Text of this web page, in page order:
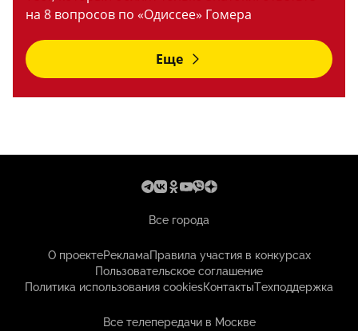
на 8 вопросов по «Одиссее» Гомера
Еще
Все города
О проектеРекламаПравила участия в конкурсах
Пользовательское соглашение
Политика использования cookiesКонтактыТехподдержка
Все телепередачи в Москве